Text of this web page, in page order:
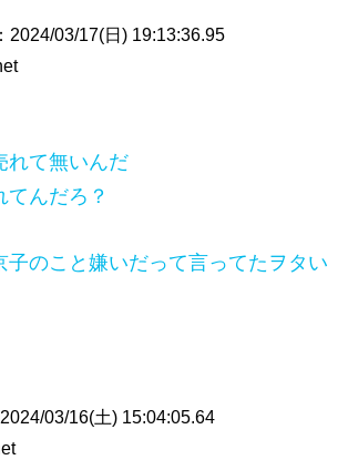
：2024/03/17(日) 19:13:36.95
れて無いんだ
てんだろ？
子のこと嫌いだって言ってたヲタい
2024/03/16(土) 15:04:05.64